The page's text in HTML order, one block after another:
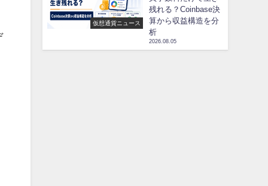
仮想通貨ニュース
残れる？Coinbase決
算から収益構造を分
析
2026.08.05